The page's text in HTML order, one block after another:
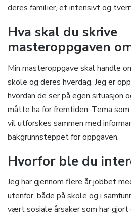
deres familier, et intensivt og
Hva skal du skrive
masteroppgaven
Min masteroppgave skal handle
skole og deres hverdag. Jeg er
hvordan de ser på egen situasjon
måtte ha for fremtiden. Tema
vil utforskes sammen med
bakgrunnsteppet for oppgaven.
Hvorfor ble du
Jeg har gjennom flere år jobbet
utenfor, både på skole og i
vært sosiale årsaker som har